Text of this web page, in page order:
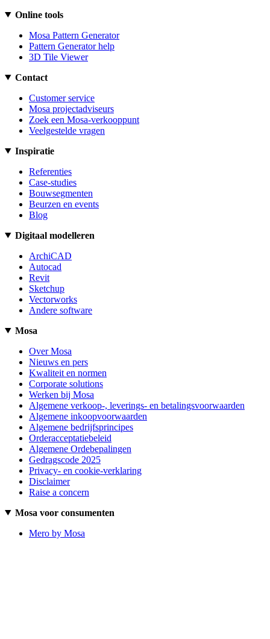
Online tools
Mosa Pattern Generator
Pattern Generator help
3D Tile Viewer
Contact
Customer service
Mosa projectadviseurs
Zoek een Mosa-verkooppunt
Veelgestelde vragen
Inspiratie
Referenties
Case-studies
Bouwsegmenten
Beurzen en events
Blog
Digitaal modelleren
ArchiCAD
Autocad
Revit
Sketchup
Vectorworks
Andere software
Mosa
Over Mosa
Nieuws en pers
Kwaliteit en normen
Corporate solutions
Werken bij Mosa
Algemene verkoop-, leverings- en betalingsvoorwaarden
Algemene inkoopvoorwaarden
Algemene bedrijfsprincipes
Orderacceptatiebeleid
Algemene Ordebepalingen
Gedragscode 2025
Privacy- en cookie-verklaring
Disclaimer
Raise a concern
Mosa voor consumenten
Mero by Mosa